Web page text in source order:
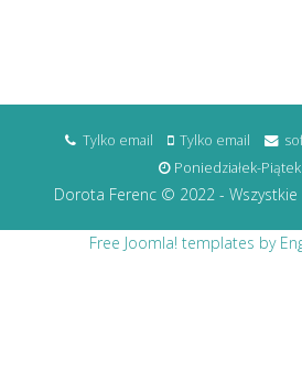
Tylko email Tylko email
Poniedziałek-
Dorota Ferenc © 2022 -
Free Joomla! templates by